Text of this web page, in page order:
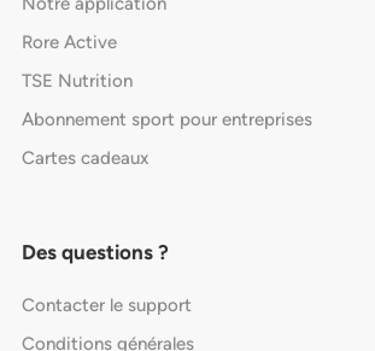
Rore Active
TSE Nutrition
Abonnement sport pour entreprises
Cartes cadeaux
Des questions ?
Contacter le support
Conditions générales